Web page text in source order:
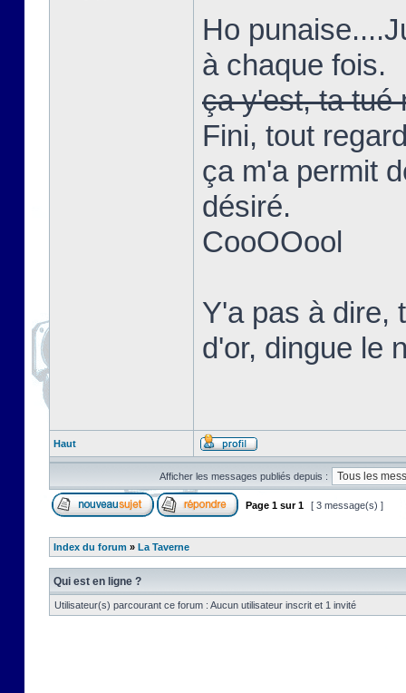
Ho
à chaque fois.
ça y'est, ta tué
Fini, tout
ça m'a permit
désiré.
CooOOool
Y'a pas à dire,
d'or, dingue le
Haut
Afficher les messages publiés depuis :
Page 1 sur1 [ 3 message(s) ]
Index du forum » La Taverne
Qui est en ligne ?
Utilisateur(s) parcourant ce forum : Aucun utilisateur inscrit et 1 invité